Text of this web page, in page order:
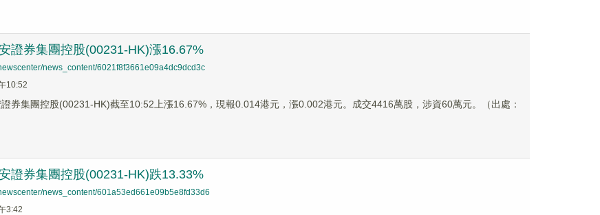
證券集團控股(00231-HK)漲16.67%
news_content/6021f8f3661e09a4dc9dcd3c
10:52
證券集團控股(00231-HK)截至10:52上漲16.67%，現報0.014港元，漲0.002港元。成交4416萬股，涉資60萬元。（出處：
證券集團控股(00231-HK)跌13.33%
news_content/601a53ed661e09b5e8fd33d6
3:42